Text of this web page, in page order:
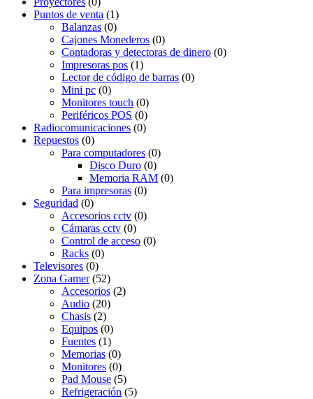
Puntos de venta (1)
Balanzas (0)
Cajones Monederos (0)
Contadoras y detectoras de dinero (0)
Impresoras pos (1)
Lector de código de barras (0)
Mini pc (0)
Monitores touch (0)
Periféricos POS (0)
Radiocomunicaciones (0)
Repuestos (0)
Para computadores (0)
Disco Duro (0)
Memoria RAM (0)
Para impresoras (0)
Seguridad (0)
Accesorios cctv (0)
Cámaras cctv (0)
Control de acceso (0)
Racks (0)
Televisores (0)
Zona Gamer (52)
Accesorios (2)
Audio (20)
Chasis (2)
Equipos (0)
Fuentes (1)
Memorias (0)
Monitores (0)
Pad Mouse (5)
Refrigeración (5)